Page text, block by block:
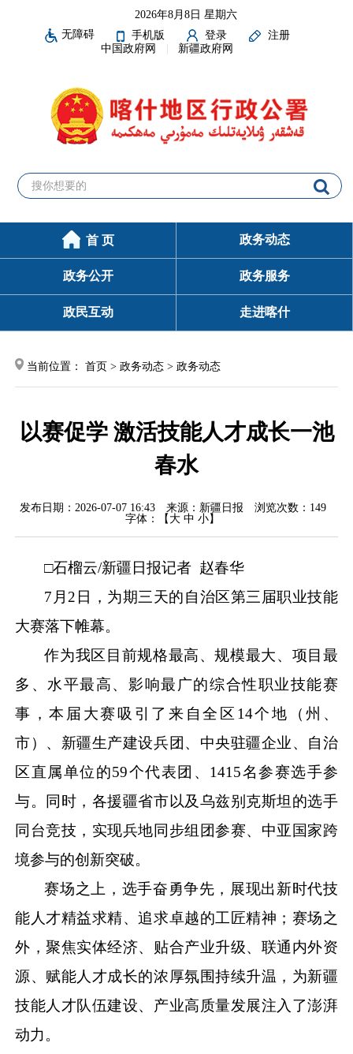
2026年8月8日 星期六
无障碍
手机版 登录
注册
中国政府网
新疆政府网
首 页 政务动态
政务公开 政务服务
政民互动 走进喀什
当前位置： 首页 > 政务动态 > 政务动态
以赛促学 激活技能人才成长一池
春水
发布日期：2026-07-07 16:43 来源：新疆日报 浏览次数： 149
字体：【 大 中 小】
□石榴云/新疆日报记者 赵春华
7月2日，为期三天的自治区第三届职业技能
大赛落下帷幕。
作为我区目前规格最高、规模最大、项目最
多、水平最高、影响最广的综合性职业技能赛
事，本届大赛吸引了来自全区 14个地（州、
市）、新疆生产建设兵团、中央驻疆企业、自治
区直属单位的59个代表团、1415名参赛选手参
与。同时，各援疆省市以及乌兹别克斯坦的选手
同台竞技，实现兵地同步组团参赛、中亚国家跨
境参与的创新突破。
赛场之上，选手奋勇争先，展现出新时代技
能人才精益求精、追求卓越的工匠精神；赛场之
外，聚焦实体经济、贴合产业升级、联通内外资
源、赋能人才成长的浓厚氛围持续升温，为新疆
技能人才队伍建设、产业高质量发展注入了澎湃
动力。